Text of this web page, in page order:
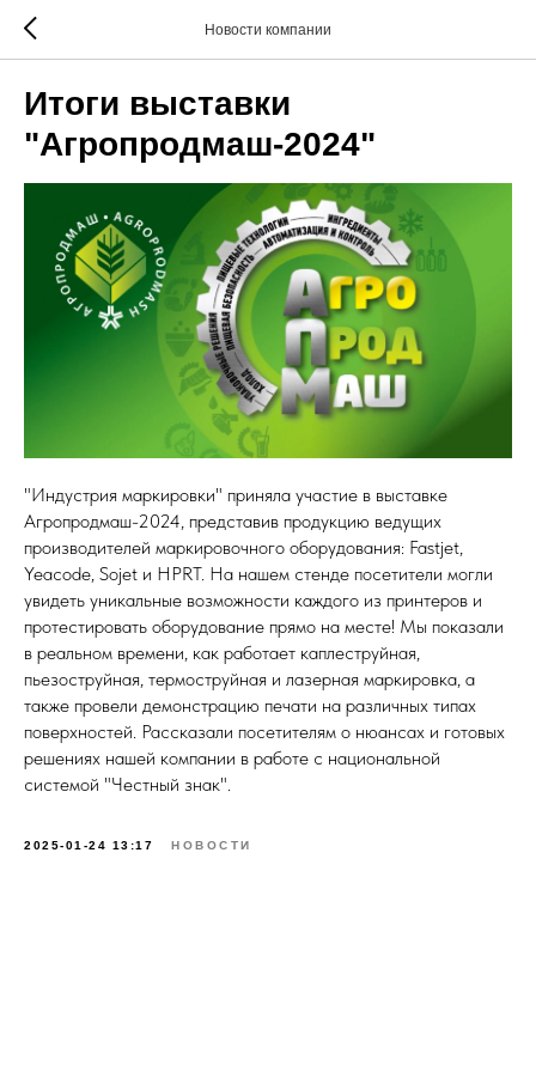
Новости компании
Итоги выставки
"Агропродмаш-2024"
"Индустрия маркировки" приняла участие в выставке
Агропродмаш-2024, представив продукцию ведущих
производителей маркировочного оборудования: Fastjet,
Yeacode, Sojet и HPRT. На нашем стенде посетители могли
увидеть уникальные возможности каждого из принтеров и
протестировать оборудование прямо на месте! Мы показали
в реальном времени, как работает каплеструйная,
пьезоструйная, термоструйная и лазерная маркировка, а
также провели демонстрацию печати на различных типах
поверхностей. Рассказали посетителям о нюансах и готовых
решениях нашей компании в работе с национальной
системой "Честный знак".
2025-01-24 13:17 НОВОСТИ